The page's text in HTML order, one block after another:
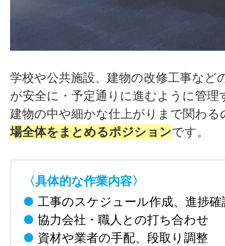
学校や公共施設、建物の改修工事など
が安全に・予定通りに進むように管理
建物の中や細かな仕上がりまで関わる
場全体をまとめるポジションです。
〈具体的な作業内容〉
● 工事のスケジュール作成、進捗確
● 協力会社・職人との打ち合わせ
● 資材や業者の手配、段取り調整